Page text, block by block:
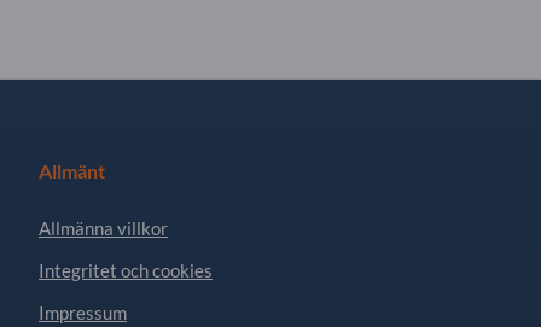
Allmänt
Allmänna villkor
Integritet och cookies
Impressum